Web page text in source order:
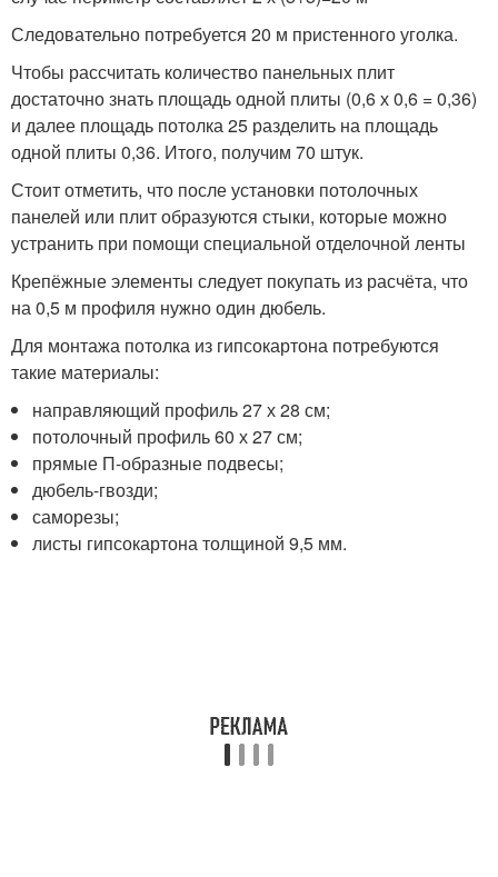
Следовательно потребуется 20 м пристенного уголка.
Чтобы рассчитать количество панельных плит
достаточно знать площадь одной плиты (0,6 х 0,6 = 0,36)
и далее площадь потолка 25 разделить на площадь
одной плиты 0,36. Итого, получим 70 штук.
Стоит отметить, что после установки потолочных
панелей или плит образуются стыки, которые можно
устранить при помощи специальной отделочной ленты
Крепёжные элементы следует покупать из расчёта, что
на 0,5 м профиля нужно один дюбель.
Для монтажа потолка из гипсокартона потребуются
такие материалы:
направляющий профиль 27 х 28 см;
потолочный профиль 60 х 27 см;
прямые П-образные подвесы;
дюбель-гвозди;
саморезы;
листы гипсокартона толщиной 9,5 мм.